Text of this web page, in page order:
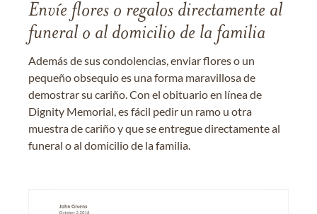
Envíe flores o regalos directamente al
funeral o al domicilio de la familia
Además de sus condolencias, enviar flores o un
pequeño obsequio es una forma maravillosa de
demostrar su cariño. Con el obituario en línea de
Dignity Memorial, es fácil pedir un ramo u otra
muestra de cariño y que se entregue directamente al
funeral o al domicilio de la familia.